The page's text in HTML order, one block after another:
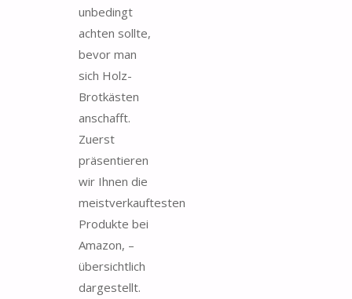
unbedingt
achten sollte,
bevor man
sich Holz-
Brotkästen
anschafft.
Zuerst
präsentieren
wir Ihnen die
meistverkauftesten
Produkte bei
Amazon, –
übersichtlich
dargestellt.